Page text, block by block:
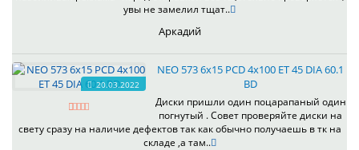
увы не замелил тщат..
Аркадий
20.03.2022
NEO 573 6x15 PCD 4x100 ET 45 DIA 60.1
BD
Диски пришли один поцарапаный один
погнутый . Совет проверяйте диски на
свету сразу на наличие дефектов так как обычно получаешь в тк на
складе ,а там..